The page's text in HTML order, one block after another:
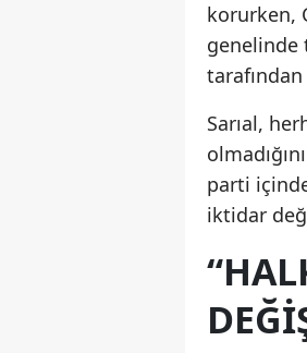
korurken,
genelinde
Sarıal,
parti
iktidar